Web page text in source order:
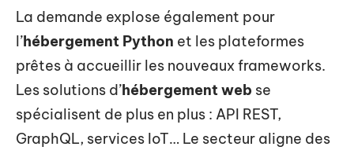
La demande explose également pour
l’hébergement Python et les plateformes
prêtes à accueillir les nouveaux frameworks.
Les solutions d’hébergement web se
spécialisent de plus en plus : API REST,
GraphQL, services IoT… Le secteur aligne des